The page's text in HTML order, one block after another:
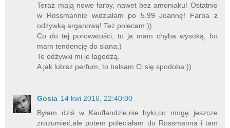
Teraz mają nowe farby, nawet bez amoniaku! Ostatnio
w Rossmannie widziałam po 5.99 Joannę! Farba z
odżywką arganową! Też polecam:))
Co do tej porowatości, to ja mam chyba wysoką, bo
mam tendencję do siana;)
Te odżywki mi je łagodzą.
A jak lubisz perfum, to balsam Ci się spodoba:))
Gosia 14 kwi 2016, 22:40:00
Byłam dziś w Kauflandzie,nie było,co mogę jeszcze
zrozumieć,ale potem poleciałam do Rossmanna i tam